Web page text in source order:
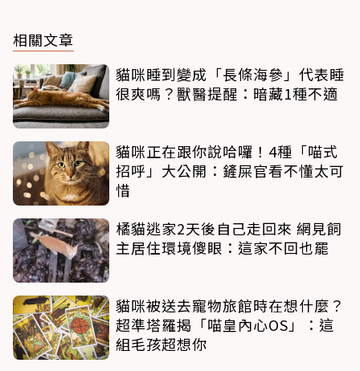
相關文章
貓咪睡到變成「長條海參」代表睡
很爽嗎？獸醫提醒：暗藏1種不適
貓咪正在跟你說哈囉！4種「喵式
招呼」大公開：鏟屎官看不懂太可
惜
橘貓逃家2天後自己走回來 網見飼
主居住環境傻眼：這家不回也罷
貓咪被送去寵物旅館時在想什麼？
超準塔羅揭「喵皇內心OS」：這
組毛孩超想你